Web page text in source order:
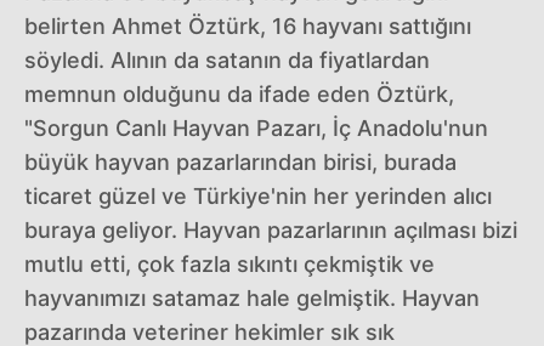
belirten Ahmet Öztürk, 16 hayvanı sattığını
söyledi. Alının da satanın da fiyatlardan
memnun olduğunu da ifade eden Öztürk,
"Sorgun Canlı Hayvan Pazarı, İç Anadolu'nun
büyük hayvan pazarlarından birisi, burada
ticaret güzel ve Türkiye'nin her yerinden alıcı
buraya geliyor. Hayvan pazarlarının açılması bizi
mutlu etti, çok fazla sıkıntı çekmiştik ve
hayvanımızı satamaz hale gelmiştik. Hayvan
pazarında veteriner hekimler sık sık